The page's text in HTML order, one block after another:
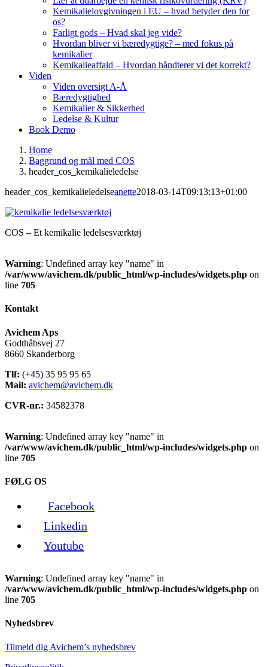
Kemikalielovgivningen i EU – hvad betyder den for
os?
Farligt gods – Hvad skal jeg vide?
Hvordan bliver vi bæredygtige? – med fokus på
kemikalier
Kemikalieaffald – Hvordan håndterer vi det korrekt?
Viden
Viden oversigt A-Å
Bæredygtighed
Kemikalier & Sikkerhed
Ledelse & Kultur
Book Demo
Home
Baggrund og mål med COS
header_cos_kemikalieledelse
header_cos_kemikalieledelseanette2018-03-14T09:13:13+01:00
COS – Et kemikalie ledelsesværktøj
Warning: Undefined array key "name" in
/var/www/avichem.dk/public_html/wp-includes/widgets.php on
line 705
Kontakt
Avichem Aps
Godthåbsvej 27
8660 Skanderborg
Tlf: (+45) 35 95 95 65
Mail: avichem@avichem.dk
CVR-nr.: 34582378
Warning: Undefined array key "name" in
/var/www/avichem.dk/public_html/wp-includes/widgets.php on
line 705
FØLG OS
Facebook
Linkedin
Youtube
Warning: Undefined array key "name" in
/var/www/avichem.dk/public_html/wp-includes/widgets.php on
line 705
Nyhedsbrev
Tilmeld dig Avichem’s nyhedsbrev